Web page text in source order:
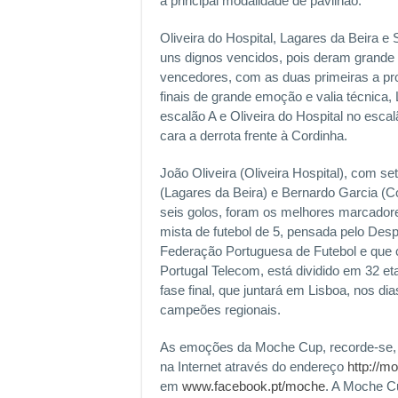
Oliveira do Hospital, Lagares da Beira e
uns dignos vencidos, pois deram grande
vencedores, com as duas primeiras a
finais de grande emoção e valia técnica,
escalão A e Oliveira do Hospital no
cara a derrota frente à Cordinha.
João Oliveira (Oliveira Hospital), com
(Lagares da Beira) e Bernardo Garcia
seis golos, foram os melhores
mista de futebol de 5, pensada pelo
Federação Portuguesa de Futebol e que
Portugal Telecom, está dividido em 32
fase final, que juntará em Lisboa, nos
campeões regionais.
As emoções da Moche Cup, recorde-
na Internet através do endereço http://
em www.facebook.pt/moche. A Moche